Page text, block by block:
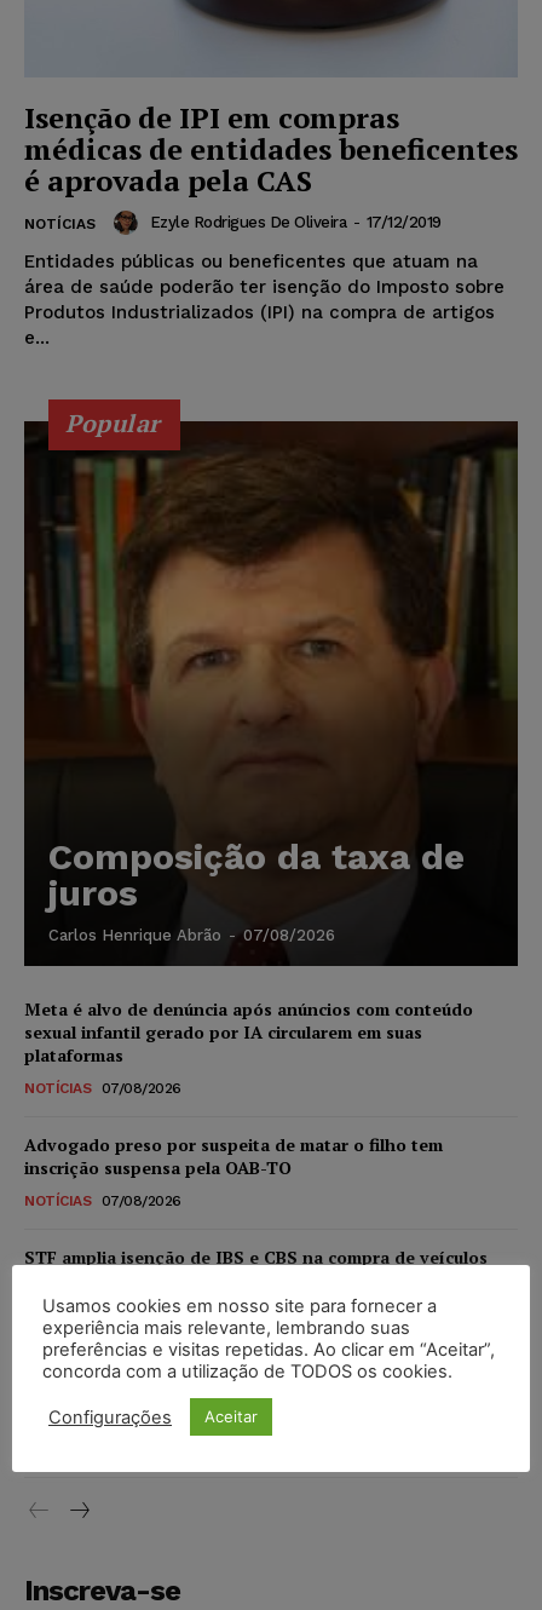
Isenção de IPI em compras
médicas de entidades beneficentes
é aprovada pela CAS
NOTÍCIAS Ezyle Rodrigues De Oliveira - 17/12/2019
Entidades públicas ou beneficentes que atuam na
área de saúde poderão ter isenção do Imposto sobre
Produtos Industrializados (IPI) na compra de artigos
e...
Popular
Composição da taxa de
juros
Carlos Henrique Abrão - 07/08/2026
Meta é alvo de denúncia após anúncios com conteúdo
sexual infantil gerado por IA circularem em suas
plataformas
NOTÍCIAS 07/08/2026
Advogado preso por suspeita de matar o filho tem
inscrição suspensa pela OAB-TO
NOTÍCIAS 07/08/2026
STF amplia isenção de IBS e CBS na compra de veículos
níveis
DIREITO TRIBUTÁRIO 07/08/2026
Justiça do Trabalho mantém justa causa de empregado que
vendia canetas emagrecedoras no local de trabalho
Inscreva-se
Usamos cookies em nosso site para fornecer a
experiência mais relevante, lembrando suas
preferências e visitas repetidas. Ao clicar em “Aceitar”,
concorda com a utilização de TODOS os cookies.
Configurações Aceitar